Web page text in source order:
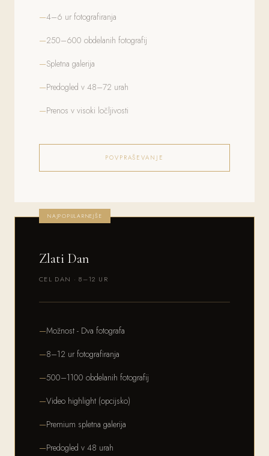
4–6 ur fotografiranja
250–600 obdelanih fotografij
Spletna galerija
Predogled v 48–72 urah
Prenos v visoki ločljivosti
POVPRAŠEVANJE
NAJPOPULARNEJŠE
Zlati Dan
CEL DAN · 8–12 UR
Možnost - Dva fotografa
8–12 ur fotografiranja
500–1100 obdelanih fotografij
Video highlight (opcijsko)
Premium spletna galerija
Predogled v 48 urah